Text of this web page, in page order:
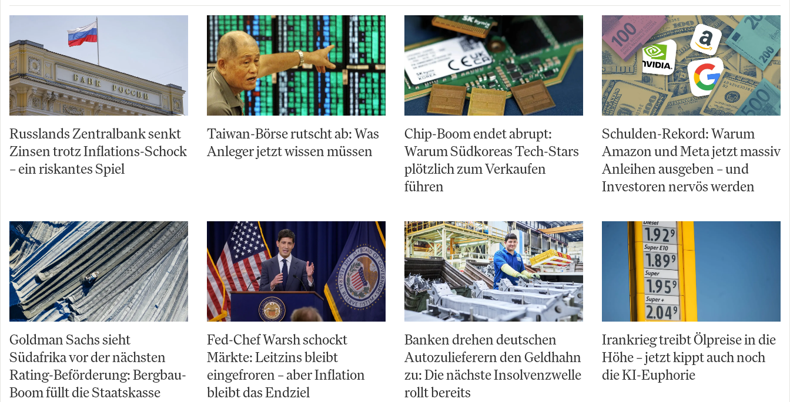
Russlands Zentralbank senkt
Zinsen trotz Inflations-Schock
– ein riskantes Spiel
Taiwan-Börse rutscht ab: Was
Anleger jetzt wissen müssen
Chip-Boom endet abrupt:
Warum Südkoreas Tech-Stars
plötzlich zum Verkaufen
führen
Schulden-Rekord: Warum
Amazon und Meta jetzt massiv
Anleihen ausgeben – und
Investoren nervös werden
Goldman Sachs sieht
Südafrika vor der nächsten
Rating-Beförderung: Bergbau-
Boom füllt die Staatskasse
Fed-Chef Warsh schockt
Märkte: Leitzins bleibt
eingefroren – aber Inflation
bleibt das Endziel
Banken drehen deutschen
Autozulieferern den Geldhahn
zu: Die nächste Insolvenzwelle
rollt bereits
Irankrieg treibt Ölpreise in die
Höhe – jetzt kippt auch noch
die KI-Euphorie